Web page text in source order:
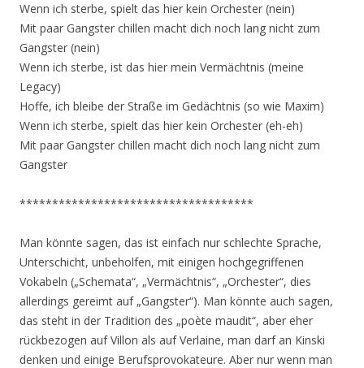
Wenn ich sterbe, spielt das hier kein Orchester (nein)
Mit paar Gangster chillen macht dich noch lang nicht zum
Gangster (nein)
Wenn ich sterbe, ist das hier mein Vermächtnis (meine
Legacy)
Hoffe, ich bleibe der Straße im Gedächtnis (so wie Maxim)
Wenn ich sterbe, spielt das hier kein Orchester (eh-eh)
Mit paar Gangster chillen macht dich noch lang nicht zum
Gangster
************************************
Man könnte sagen, das ist einfach nur schlechte Sprache,
Unterschicht, unbeholfen, mit einigen hochgegriffenen
Vokabeln („Schemata“, „Vermächtnis“, „Orchester“, dies
allerdings gereimt auf „Gangster“). Man könnte auch sagen,
das steht in der Tradition des „poète maudit“, aber eher
rückbezogen auf Villon als auf Verlaine, man darf an Kinski
denken und einige Berufsprovokateure. Aber nur wenn man